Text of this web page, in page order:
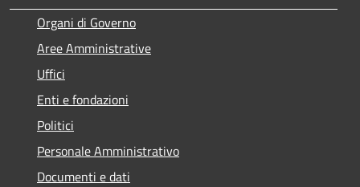
Organi di Governo
Aree Amministrative
Uffici
Enti e fondazioni
Politici
Personale Amministrativo
Documenti e dati